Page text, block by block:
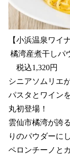
【小浜温泉ワイ
橘湾産煮干しパ
税込1,320円
シニアソムリエ
パスタとワイン
丸初登場！
雲仙市橘湾が誇
りのパウダーに
ペロンチーノと